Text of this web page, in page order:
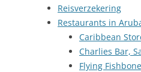
Reisverzekering
Restaurants in
Caribbean
Charlies Bar,
Flying